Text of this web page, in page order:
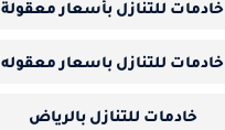
خادمات للتنازل بأسعار معقولة
خادمات للتنازل باسعار معقوله
خادمات للتنازل بالرياض